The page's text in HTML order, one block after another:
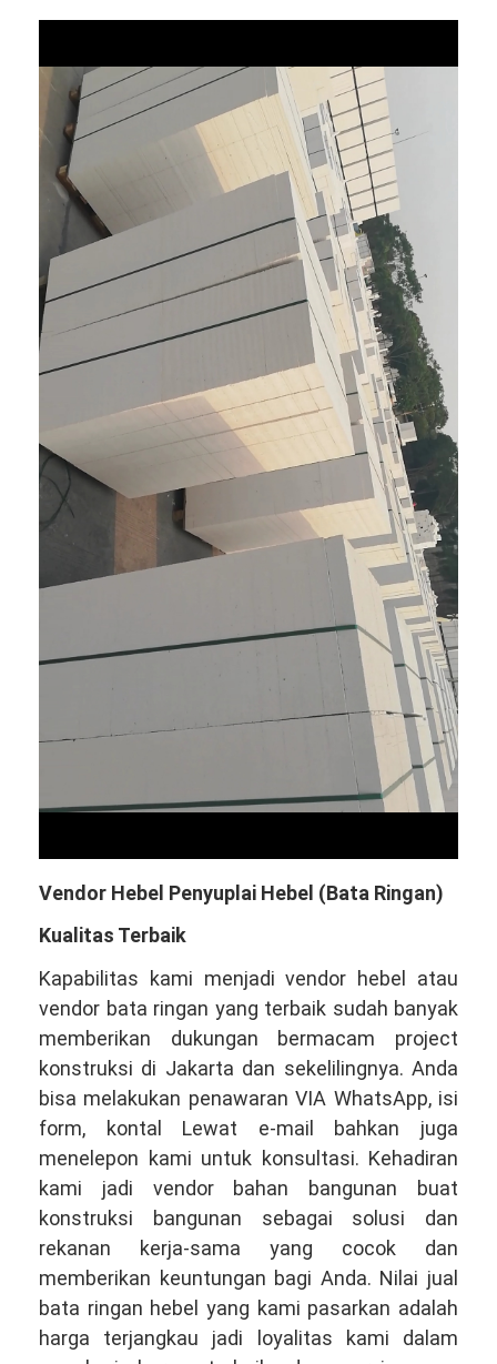
Vendor Hebel Penyuplai Hebel (Bata Ringan)
Kualitas Terbaik
Kapabilitas kami menjadi vendor hebel atau
vendor bata ringan yang terbaik sudah banyak
memberikan dukungan bermacam project
konstruksi di Jakarta dan sekelilingnya. Anda
bisa melakukan penawaran VIA WhatsApp, isi
form, kontal Lewat e-mail bahkan juga
menelepon kami untuk konsultasi. Kehadiran
kami jadi vendor bahan bangunan buat
konstruksi bangunan sebagai solusi dan
rekanan kerja-sama yang cocok dan
memberikan keuntungan bagi Anda. Nilai jual
bata ringan hebel yang kami pasarkan adalah
harga terjangkau jadi loyalitas kami dalam